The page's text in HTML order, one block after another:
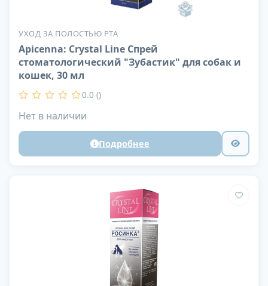
УХОД ЗА ПОЛОСТЬЮ РТА
Apicenna: Crystal Line Спрей
стоматологический "Зубастик" для собак и
кошек, 30 мл
0.0 ()
Нет в наличии
Подробнее